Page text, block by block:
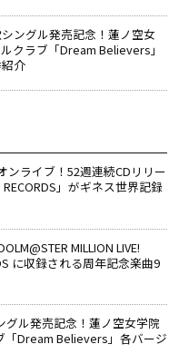
シングル発売記念！蓮ノ空女
クラブ「Dream Believers」
介
ンライブ！52週連続CDリリー
RECORDS」がギネス世界記録
MILLION LIVE!
に収録される周年記念楽曲9
グル発売記念！蓮ノ空女学院
「Dream Believers」各バージ